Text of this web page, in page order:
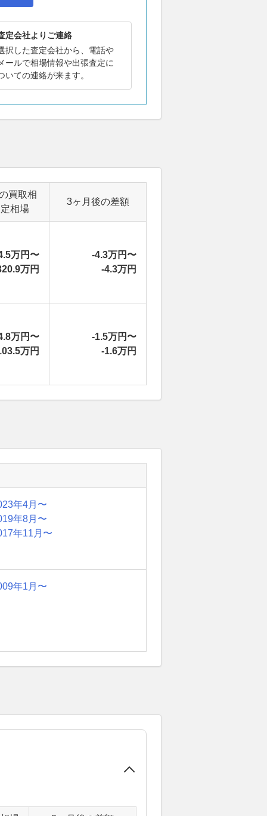
定会社よりご連絡
択した査定会社から、電話や
ールで相場情報や出張査定に
いての連絡が来ます。
買取相
相場
3ヶ月後の差額
万円〜
万円
-4.3万円〜
-4.3万円
万円〜
万円
-1.5万円〜
-1.6万円
年4月〜
年8月〜
年11月〜
年1月〜